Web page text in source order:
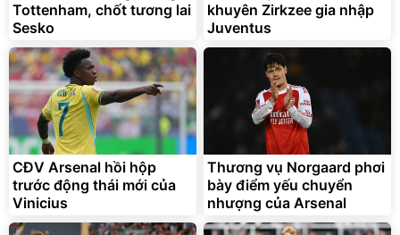
Flash Sale
Lót ghế ôtô, nâng lưng
chống nóng giúp thoải mái
trong di chuyển
295.000đ
Đã bán nhiều
Tottenham, chốt tương lai
Sesko
khuyên Zirkzee gia nhập
Juventus
CĐV Arsenal hồi hộp
trước động thái mới của
Vinicius
Thương vụ Norgaard phơi
bày điểm yếu chuyển
nhượng của Arsenal